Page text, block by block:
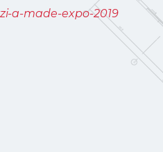
a-made-expo-2019